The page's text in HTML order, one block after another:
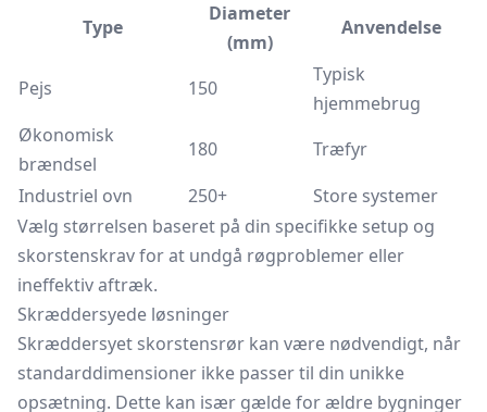
Type
Diameter
(mm)
Anvendelse
Pejs 150
Typisk
hjemmebrug
Økonomisk
brændsel
180
Træfyr
Industriel ovn
250+
Store systemer
Vælg størrelsen baseret på din specifikke setup og
skorstenskrav for at undgå røgproblemer eller
ineffektiv aftræk.
Skræddersyede løsninger
Skræddersyet skorstensrør kan være nødvendigt, når
standarddimensioner ikke passer til din unikke
opsætning. Dette kan især gælde for ældre bygninger